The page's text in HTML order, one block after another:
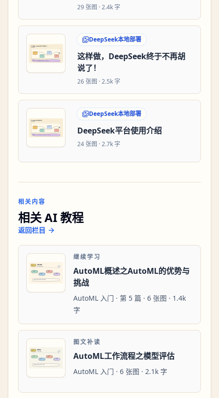
29 张图 ·2.4k 字
DeepSeek本地部署
这样做，DeepSeek终于不再胡
说了！
26 张图 ·2.5k 字
DeepSeek本地部署
DeepSeek平台使用介绍
24 张图 ·2.7k 字
相关内容
相关 AI 教程
返回栏目
继续学习
AutoML概述之AutoML的优势与
挑战
AutoML 入门 · 第 5 篇 · 6 张图 · 1.4k
字
图文补读
AutoML工作流程之模型评估
AutoML 入门 · 6 张图 · 2.1k 字